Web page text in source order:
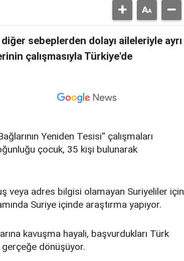
sebeplerden dolayı aileleriyle ayrı
çalışmasıyla Türkiye'de
Yeniden Tesisi'' çalışmaları
çocuk, 35 kişi bulunarak
veya adres bilgisi olamayan Suriyeliler için
Suriye içinde araştırma yapıyor.
kavuşma hayali, başvurdukları Türk
dönüşüyor.